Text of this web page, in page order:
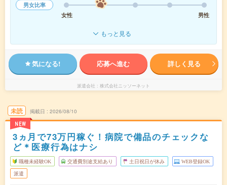
男女比率
女性
男性
もっと見る
気になる! 応募へ進む 詳しく見る
派遣会社 株式会社ニッソーネット
未読
NEW
掲載日 2026/08/10
3ヵ月で73万円稼ぐ！病院で備品のチェックな
ど＊医療行為はナシ
職種未経験OK 交通費別途支給あり 土日祝日が休み WEB登録OK
派遣